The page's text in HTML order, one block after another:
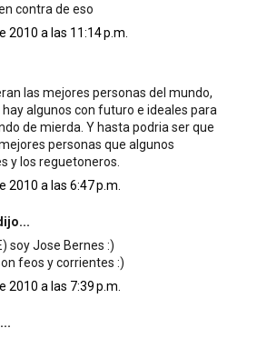
contra de eso
2010 a las 11:14 p.m.
las mejores personas del mundo,
algunos con futuro e ideales para
de mierda. Y hasta podria ser que
personas que algunos
y los reguetoneros.
2010 a las 6:47 p.m.
soy Jose Bernes :)
feos y corrientes :)
2010 a las 7:39 p.m.